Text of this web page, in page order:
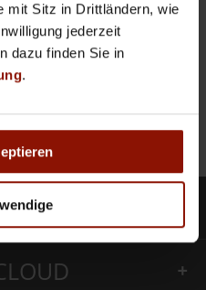
mit Sitz in Drittländern, wie
jederzeit
dazu finden Sie in
.